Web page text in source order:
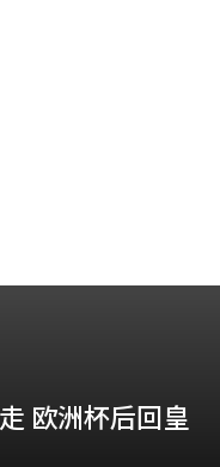
欧洲杯后回皇